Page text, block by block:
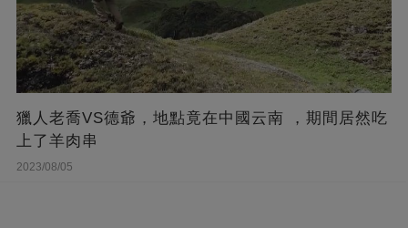
獵人老喬VS德爺，地點竟在中國云南 ，期間居然吃
上了羊肉串
2023/08/05